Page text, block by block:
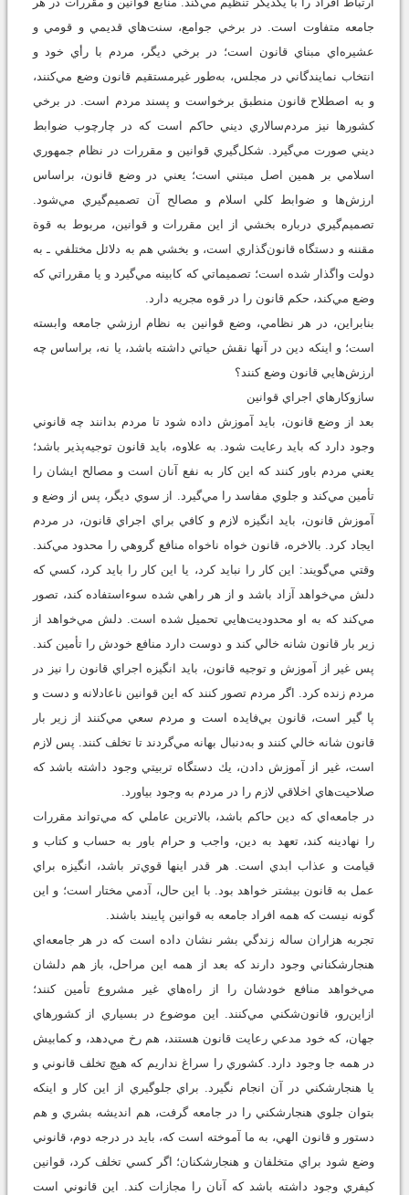
جامعه متفاوت است. در برخي جوامع، سنت‌هاي قديمي و قومي و
عشيره‌اي مبناي قانون است؛ در برخي ديگر، مردم با رأي خود و
انتخاب نمايندگاني در مجلس، به‌طور غيرمستقيم قانون وضع مي‌كنند،
و به اصطلاح قانون منطبق برخواست و پسند مردم است. در برخي
كشورها نيز مردم‌سالاري ديني حاكم است كه در چارچوب ضوابط
ديني صورت مي‌گيرد. شكل‌گيري قوانين و مقررات در نظام جمهوري
اسلامي بر همين اصل مبتني است؛ يعني در وضع قانون، براساس
ارزش‌ها و ضوابط كلي اسلام و مصالح آن تصميم‌گيري مي‌شود.
تصميم‌گيري درباره بخشي از اين مقررات و قوانين، مربوط به قوة
مقننه و دستگاه قانون‌گذاري است، و بخشي هم به دلائل مختلفي ـ به
دولت واگذار شده است؛ تصميماتي كه كابينه مي‌گيرد و يا مقرراتي كه
وضع مي‌كند، حكم قانون را در قوه مجريه دارد.
بنابراين، در هر نظامي، وضع قوانين به نظام ارزشي جامعه وابسته
است؛ و اينكه دين در آنها نقش حياتي داشته باشد، يا نه، براساس چه
ارزش‌هايي قانون وضع كنند؟
سازوكارهاي اجراي قوانين
بعد از وضع قانون، بايد آموزش داده شود تا مردم بدانند چه قانوني
وجود دارد كه بايد رعايت شود. به علاوه، بايد قانون توجيه‌پذير باشد؛
يعني مردم باور كنند كه اين كار به نفع آنان است و مصالح ايشان را
تأمين مي‌كند و جلوي مفاسد را مي‌گيرد. از سوي ديگر، پس از وضع و
آموزش قانون، بايد انگيزه لازم و كافي براي اجراي قانون، در مردم
ايجاد كرد. بالاخره، قانون خواه ناخواه منافع گروهي را محدود مي‌كند.
وقتي مي‌گويند: اين كار را نبايد كرد، يا اين كار را بايد كرد، كسي كه
دلش مي‌خواهد آزاد باشد و از هر راهي شده سوءاستفاده كند، تصور
مي‌كند كه به او محدوديت‌هايي تحميل شده است. دلش مي‌خواهد از
زير بار قانون شانه خالي كند و دوست دارد منافع خودش را تأمين كند.
پس غير از آموزش و توجيه قانون، بايد انگيزه اجراي قانون را نيز در
مردم زنده كرد. اگر مردم تصور كنند كه اين قوانين ناعادلانه و دست و
پا گير است، قانون بي‌فايده است و مردم سعي مي‌كنند از زير بار
قانون شانه خالي كنند و به‌دنبال بهانه مي‌گردند تا تخلف كنند. پس لازم
است، غير از آموزش دادن، يك دستگاه تربيتي وجود داشته باشد كه
صلاحيت‌هاي اخلاقي لازم را در مردم به وجود بياورد.
در جامعه‌اي كه دين حاكم باشد، بالاترين عاملي كه مي‌تواند مقررات
را نهادينه كند، تعهد به دين، واجب و حرام باور به حساب و كتاب و
قيامت و عذاب ابدي است. هر قدر اينها قوي‌تر باشد، انگيزه براي
عمل به قانون بيشتر خواهد بود. با اين حال، آدمي مختار است؛ و اين
گونه نيست كه همه افراد جامعه به قوانين پايبند باشند.
تجربه هزاران ساله زندگي بشر نشان داده است كه در هر جامعه‌اي
هنجارشكناني وجود دارند كه بعد از همه اين مراحل، باز هم دلشان
مي‌خواهد منافع خودشان را از راه‌هاي غير مشروع تأمين كنند؛
ازاين‌رو، قانو‌ن‌شكني مي‌كنند. اين موضوع در بسياري از كشورهاي
جهان، كه خود مدعي رعايت قانون هستند، هم رخ مي‌دهد، و كمابيش
در همه جا وجود دارد. كشوري را سراغ نداريم كه هيچ تخلف قانوني و
يا هنجارشكني در آن انجام نگيرد. براي جلوگيري از اين كار و اينكه
بتوان جلوي هنجارشكني را در جامعه گرفت، هم انديشه بشري و هم
دستور و قانون الهي، به ما آموخته است كه، بايد در درجه دوم، قانوني
وضع شود براي متخلفان و هنجارشكنان؛ اگر كسي تخلف كرد، قوانين
كيفري وجود داشته باشد كه آنان را مجازات كند. اين قانوني است